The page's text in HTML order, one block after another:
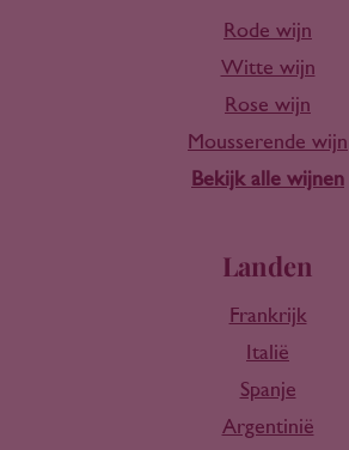
Rode wijn
Witte wijn
Rose wijn
Mousserende wijn
Bekijk alle wijnen
Landen
Frankrijk
Italië
Spanje
Argentinië